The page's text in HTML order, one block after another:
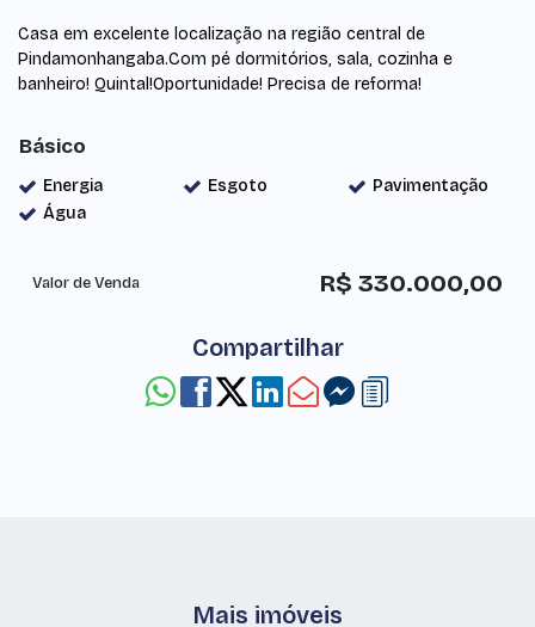
Casa em excelente localização na região central de
Pindamonhangaba.Com pé dormitórios, sala, cozinha e
banheiro! Quintal!Oportunidade! Precisa de reforma!
Básico
Energia Esgoto
Pavimentação
Água
R$ 330.000,00
Valor de Venda
Compartilhar
Mais imóveis